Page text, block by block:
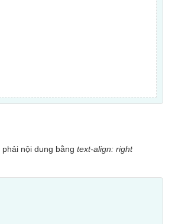
nội dung bằng text-align: right